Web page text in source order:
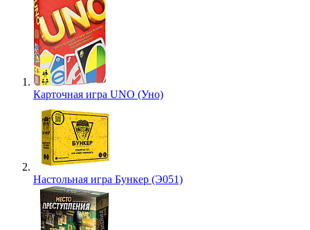
Карточная игра UNO (Уно)
Настольная игра Бункер (Э051)